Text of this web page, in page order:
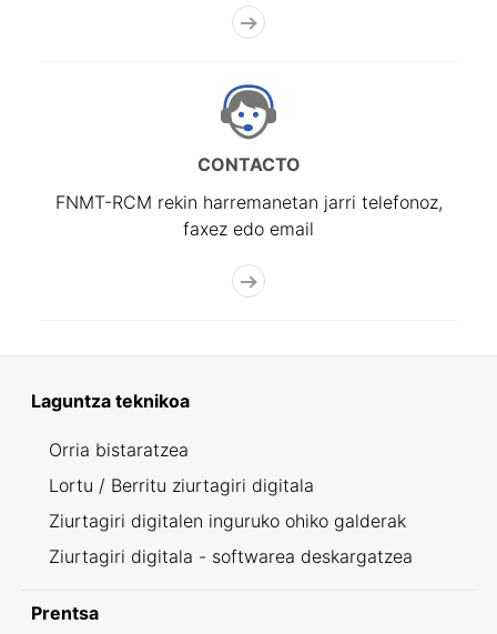
CONTACTO
FNMT-RCM rekin harremanetan jarri telefonoz,
faxez edo email
Laguntza teknikoa
Orria bistaratzea
Lortu / Berritu ziurtagiri digitala
Ziurtagiri digitalen inguruko ohiko galderak
Ziurtagiri digitala - softwarea deskargatzea
Prentsa